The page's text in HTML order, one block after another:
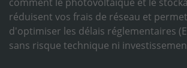
réduisent vos frais de réseau et
d'optimiser les délais réglementaires
sans risque technique ni